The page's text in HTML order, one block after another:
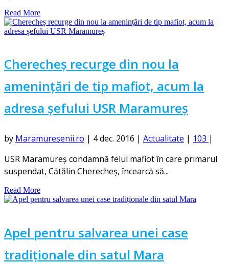
Read More
Cherecheș recurge din nou la
amenințări de tip mafiot, acum la
adresa șefului USR Maramureș
by Maramuresenii.ro | 4 dec. 2016 | Actualitate | 103 |
USR Maramureş condamnă felul mafiot în care primarul
suspendat, Cătălin Cherecheş, încearcă să...
Read More
Apel pentru salvarea unei case
tradiționale din satul Mara